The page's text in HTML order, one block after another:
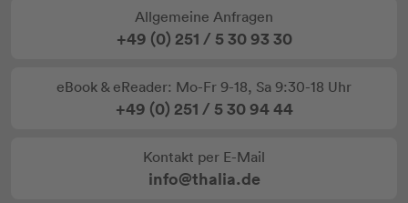
Allgemeine Anfragen
+49 (0) 251 / 5 30 93 30
eBook & eReader: Mo-Fr 9-18, Sa 9:30-18 Uhr
+49 (0) 251 / 5 30 94 44
Kontakt per E-Mail
info@thalia.de